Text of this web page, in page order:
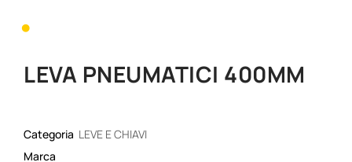
•
LEVA PNEUMATICI 400MM
Categoria LEVE E CHIAVI
Marca